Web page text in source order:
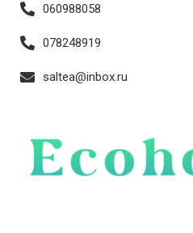
060988058
078248919
saltea@inbox.ru